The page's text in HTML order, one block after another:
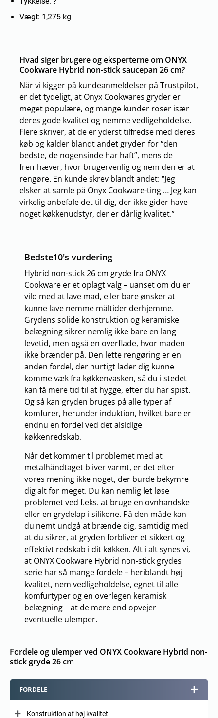
Vægt: 1,275 kg
Hvad siger brugere og eksperterne om ONYX
Cookware Hybrid non-stick saucepan 26 cm?
Når vi kigger på kundeanmeldelser på Trustpilot,
er det tydeligt, at Onyx Cookwares gryder er
meget populære, og mange kunder roser især
deres gode kvalitet og nemme vedligeholdelse.
Flere skriver, at de er yderst tilfredse med deres
køb og kalder blandt andet gryden for “den
bedste, de nogensinde har haft”, mens de
fremhæver, hvor brugervenlig og nem den er at
rengøre. En kunde skrev blandt andet: “Jeg
elsker at samle på Onyx Cookware-ting … Jeg kan
virkelig anbefale det til dig, der ikke gider have
noget køkkenudstyr, der er dårlig kvalitet.”
Bedste10's vurdering
Hybrid non-stick 26 cm gryde fra ONYX
Cookware er et oplagt valg – uanset om du er
vild med at lave mad, eller bare ønsker at
kunne lave nemme måltider derhjemme.
Grydens solide konstruktion og keramiske
belægning sikrer nemlig ikke bare en lang
levetid, men også en overflade, hvor maden
ikke brænder på. Den lette rengøring er en
anden fordel, der hurtigt lader dig kunne
komme væk fra køkkenvasken, så du i stedet
kan få mere tid til at hygge, efter du har spist.
Og så kan gryden bruges på alle typer af
komfurer, herunder induktion, hvilket bare er
endnu en fordel ved det alsidige
køkkenredskab.
Når det kommer til problemet med at
metalhåndtaget bliver varmt, er det efter
vores mening ikke noget, der burde bekymre
dig alt for meget. Du kan nemlig let løse
problemet ved f.eks. at bruge en ovnhandske
eller en grydelap i silikone. På den måde kan
du nemt undgå at brænde dig, samtidig med
at du sikrer, at gryden forbliver et sikkert og
effektivt redskab i dit køkken. Alt i alt synes vi,
at ONYX Cookware Hybrid non-stick grydes
serie har så mange fordele – heriblandt høj
kvalitet, nem vedligeholdelse, egnet til alle
komfurtyper og en overlegen keramisk
belægning – at de mere end opvejer
eventuelle ulemper.
Fordele og ulemper ved ONYX Cookware Hybrid non-
stick gryde 26 cm
FORDELE
Konstruktion af høj kvalitet